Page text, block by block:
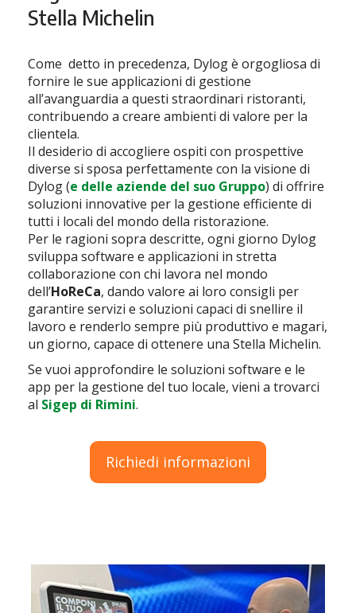
Stella Michelin
Come detto in precedenza, Dylog è orgogliosa di
fornire le sue applicazioni di gestione
all’avanguardia a questi straordinari ristoranti,
contribuendo a creare ambienti di valore per la
clientela.
Il desiderio di accogliere ospiti con prospettive
diverse si sposa perfettamente con la visione di
Dylog (e delle aziende del suo Gruppo) di offrire
soluzioni innovative per la gestione efficiente di
tutti i locali del mondo della ristorazione.
Per le ragioni sopra descritte, ogni giorno Dylog
sviluppa software e applicazioni in stretta
collaborazione con chi lavora nel mondo
dell’HoReCa, dando valore ai loro consigli per
garantire servizi e soluzioni capaci di snellire il
lavoro e renderlo sempre più produttivo e magari,
un giorno, capace di ottenere una Stella Michelin.
Se vuoi approfondire le soluzioni software e le
app per la gestione del tuo locale, vieni a trovarci
al Sigep di Rimini.
Richiedi informazioni